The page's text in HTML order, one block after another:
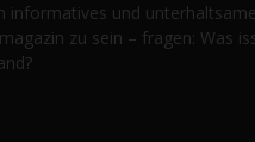
informatives und
zu sein – fragen: Was